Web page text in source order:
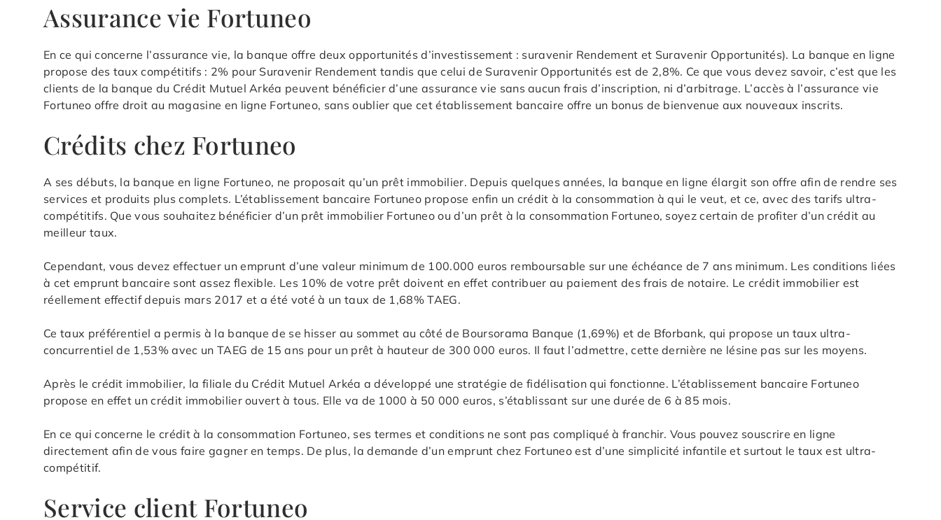
Assurance vie Fortuneo
En ce qui concerne l’assurance vie, la banque offre deux opportunités d’investissement : suravenir Rendement et Suravenir Opportunités). La banque en ligne
propose des taux compétitifs : 2% pour Suravenir Rendement tandis que celui de Suravenir Opportunités est de 2,8%. Ce que vous devez savoir, c’est que les
clients de la banque du Crédit Mutuel Arkéa peuvent bénéficier d’une assurance vie sans aucun frais d’inscription, ni d’arbitrage. L’accès à l’assurance vie
Fortuneo offre droit au magasine en ligne Fortuneo, sans oublier que cet établissement bancaire offre un bonus de bienvenue aux nouveaux inscrits.
Crédits chez Fortuneo
A ses débuts, la banque en ligne Fortuneo, ne proposait qu’un prêt immobilier. Depuis quelques années, la banque en ligne élargit son offre afin de rendre ses
services et produits plus complets. L’établissement bancaire Fortuneo propose enfin un crédit à la consommation à qui le veut, et ce, avec des tarifs ultra-
compétitifs. Que vous souhaitez bénéficier d’un prêt immobilier Fortuneo ou d’un prêt à la consommation Fortuneo, soyez certain de profiter d’un crédit au
meilleur taux.
Cependant, vous devez effectuer un emprunt d’une valeur minimum de 100.000 euros remboursable sur une échéance de 7 ans minimum. Les conditions liées
à cet emprunt bancaire sont assez flexible. Les 10% de votre prêt doivent en effet contribuer au paiement des frais de notaire. Le crédit immobilier est
réellement effectif depuis mars 2017 et a été voté à un taux de 1,68% TAEG.
Ce taux préférentiel a permis à la banque de se hisser au sommet au côté de Boursorama Banque (1,69%) et de Bforbank, qui propose un taux ultra-
concurrentiel de 1,53% avec un TAEG de 15 ans pour un prêt à hauteur de 300 000 euros. Il faut l’admettre, cette dernière ne lésine pas sur les moyens.
Après le crédit immobilier, la filiale du Crédit Mutuel Arkéa a développé une stratégie de fidélisation qui fonctionne. L’établissement bancaire Fortuneo
propose en effet un crédit immobilier ouvert à tous. Elle va de 1000 à 50 000 euros, s’établissant sur une durée de 6 à 85 mois.
En ce qui concerne le crédit à la consommation Fortuneo, ses termes et conditions ne sont pas compliqué à franchir. Vous pouvez souscrire en ligne
directement afin de vous faire gagner en temps. De plus, la demande d’un emprunt chez Fortuneo est d’une simplicité infantile et surtout le taux est ultra-
compétitif.
Service client Fortuneo